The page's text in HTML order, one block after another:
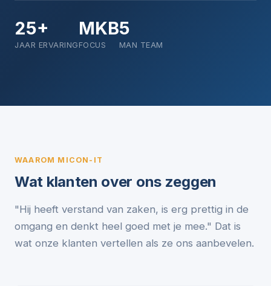
25+
JAAR ERVARING
MKB
FOCUS
5
MAN TEAM
WAAROM MICON-IT
Wat klanten over ons zeggen
"Hij heeft verstand van zaken, is erg prettig in de
omgang en denkt heel goed met je mee." Dat is
wat onze klanten vertellen als ze ons aanbevelen.